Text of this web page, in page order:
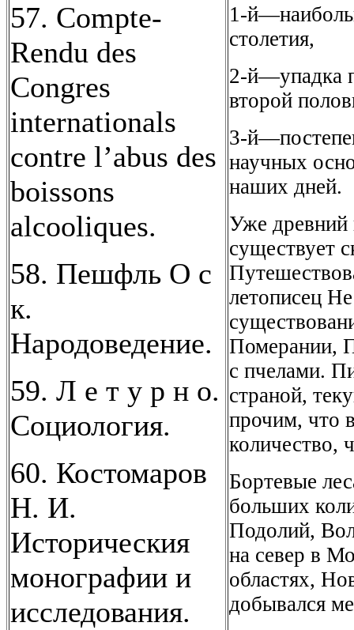
57. Compte-
Rendu des
Congres
internationals
contre l’abus des
boissons
alcooliques.
58. Пешфль О с
к.
Народоведение.
59. Л е т у р н о.
Социология.
60. Костомаров
Н. И.
Историческия
монографии и
исследования.
1-
столетия,
2-й—упадка
второй
3-
научных
наших дней.
Уже древний
существует
летописец
Померании,
с пчелами.
страной,
прочим, что
количество,
Бортевые
больших
Подолий,
на север в
областях,
добывался